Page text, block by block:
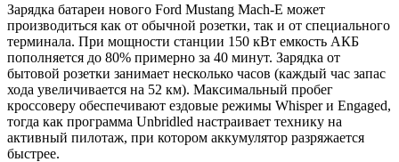
Зарядка батареи нового Ford Mustang Mach-E может
производиться как от обычной розетки, так и от специального
терминала. При мощности станции 150 кВт емкость АКБ
пополняется до 80% примерно за 40 минут. Зарядка от
бытовой розетки занимает несколько часов (каждый час запас
хода увеличивается на 52 км). Максимальный пробег
кроссоверу обеспечивают ездовые режимы Whisper и Engaged,
тогда как программа Unbridled настраивает технику на
активный пилотаж, при котором аккумулятор разряжается
быстрее.